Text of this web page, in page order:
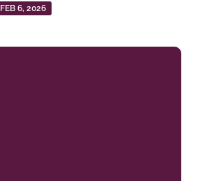
FEB 6, 2026